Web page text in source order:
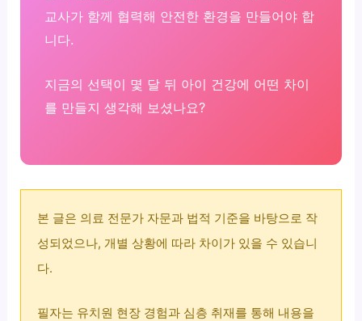
교사가 함께 협력해 안전한 환경을 만들어야 합
니다.
지금의 선택이 몇 달 뒤 아이 건강에 어떤 차이
를 만들지 생각해 보셨나요?
본 글은 의료 전문가 자문과 법적 기준을 바탕으로 작
성되었으나, 개별 상황에 따라 차이가 있을 수 있습니
다.
필자는 유치원 현장 경험과 심층 취재를 통해 내용을